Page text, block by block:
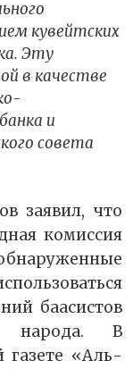
кувейтских
Эту
в качестве
и
совета
заявил, что
комиссия
баасистов
народа. В
газете «Аль-